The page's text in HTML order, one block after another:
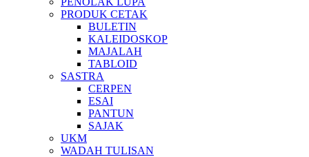
PRODUK CETAK
BULETIN
KALEIDOSKOP
MAJALAH
TABLOID
SASTRA
CERPEN
ESAI
PANTUN
SAJAK
UKM
WADAH TULISAN